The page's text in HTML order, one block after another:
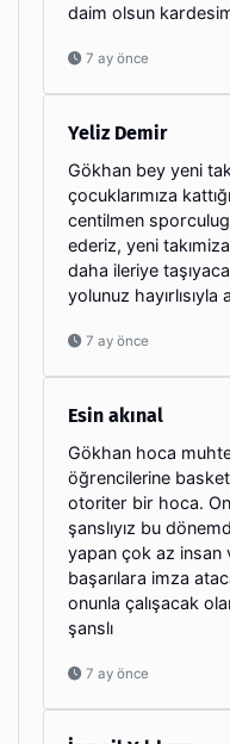
daim olsun
7 ay önce
Yeliz Demir
Gökhan bey yeni
çocuklarımıza
centilmen
ederiz, yeni takımiza
daha ileriye
yolunuz hayırlısıyla
7 ay önce
Esin akınal
Gökhan hoca
öğrencilerine
otoriter bir hoca.
şanslıyız bu
yapan çok az insan
başarılara imza
onunla çalışacak
şanslı
7 ay önce